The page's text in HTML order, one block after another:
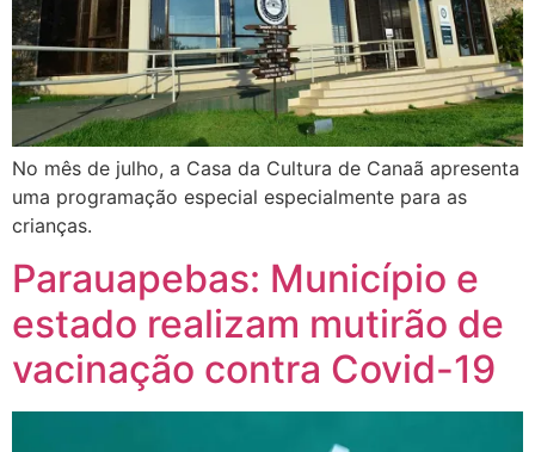
No mês de julho, a Casa da Cultura de Canaã apresenta
uma programação especial especialmente para as
crianças.
Parauapebas: Município e
estado realizam mutirão de
vacinação contra Covid-19